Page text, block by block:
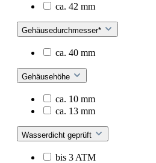
ca. 42 mm
Gehäusedurchmesser*
ca. 40 mm
Gehäusehöhe
ca. 10 mm
ca. 13 mm
Wasserdicht geprüft
bis 3 ATM